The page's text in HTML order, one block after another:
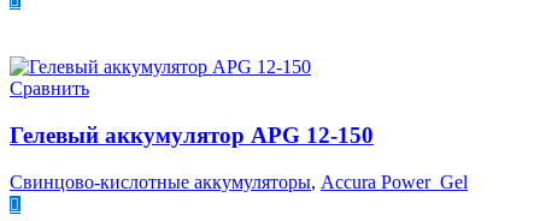
Сравнить
Гелевый аккумулятор APG 12-150
Свинцово-кислотные аккумуляторы, Accura Power Gel